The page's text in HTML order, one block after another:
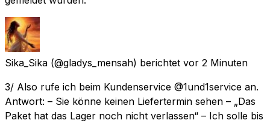
Sika_Sika (@gladys_mensah) berichtet vor 2 Minuten
3/ Also rufe ich beim Kundenservice @1und1service an.
Antwort: – Sie könne keinen Liefertermin sehen – „Das
Paket hat das Lager noch nicht verlassen“ – Ich solle bis